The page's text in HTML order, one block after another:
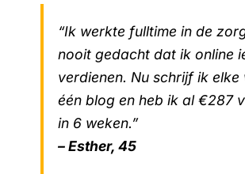
“Ik werkte fulltime in de
nooit gedacht dat ik online
verdienen. Nu schrijf ik elke
één blog en heb ik al €287
in 6 weken.”
– Esther, 45